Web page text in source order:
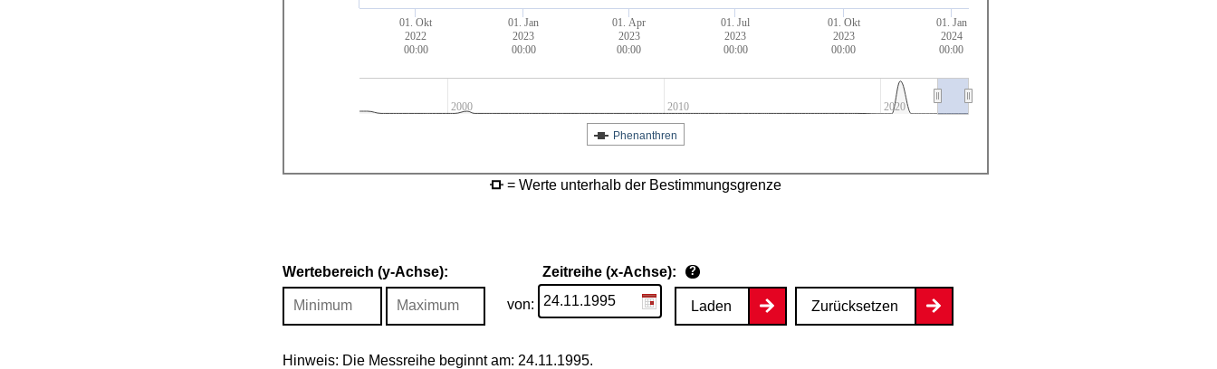
01. Okt
2022
00:00
01. Jan
2023
00:00
01. Apr
2023
00:00
01. Jul
2023
00:00
01. Okt
2023
00:00
01. Jan
2024
00:00
2000 2010 2020
Phenanthren
= Werte unterhalb der Bestimmungsgrenze
Wertebereich (y-Achse): Zeitreihe (x-Achse): ?
von: Laden Zurücksetzen
Hinweis: Die Messreihe beginnt am: 24.11.1995.